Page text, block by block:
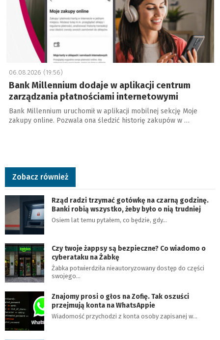
06.08.2026 (19:56)
Bank Millennium dodaje w aplikacji centrum
zarządzania płatnościami internetowymi
Bank Millennium uruchomił w aplikacji mobilnej sekcję Moje
zakupy online. Pozwala ona śledzić historię zakupów w …
Zobacz również
Rząd radzi trzymać gotówkę na czarną godzinę.
Banki robią wszystko, żeby było o nią trudniej
Osiem lat temu pytałem, co będzie, gdy…
Czy twoje żappsy są bezpieczne? Co wiadomo o
cyberataku na Żabkę
Żabka potwierdziła nieautoryzowany dostęp do części
swojego…
Znajomy prosi o głos na Zofię. Tak oszuści
przejmują konta na WhatsAppie
Wiadomość przychodzi z konta osoby zapisanej w…